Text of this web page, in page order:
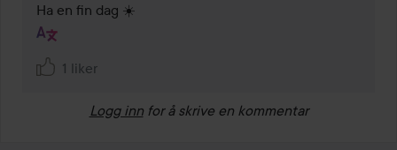
Ha en fin dag ☀️
1 liker
Logg inn for å skrive en kommentar